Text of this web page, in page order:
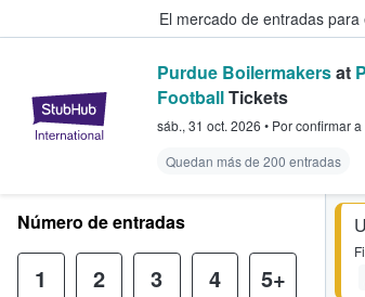
El mercado de entradas
StubHub: compra y
Purdue Boilermakersat
FootballTickets
sáb., 31 oct. 2026 • Por confirmara
Quedan más de 200 entradas
Número de entradas
1 2 3 4 5+